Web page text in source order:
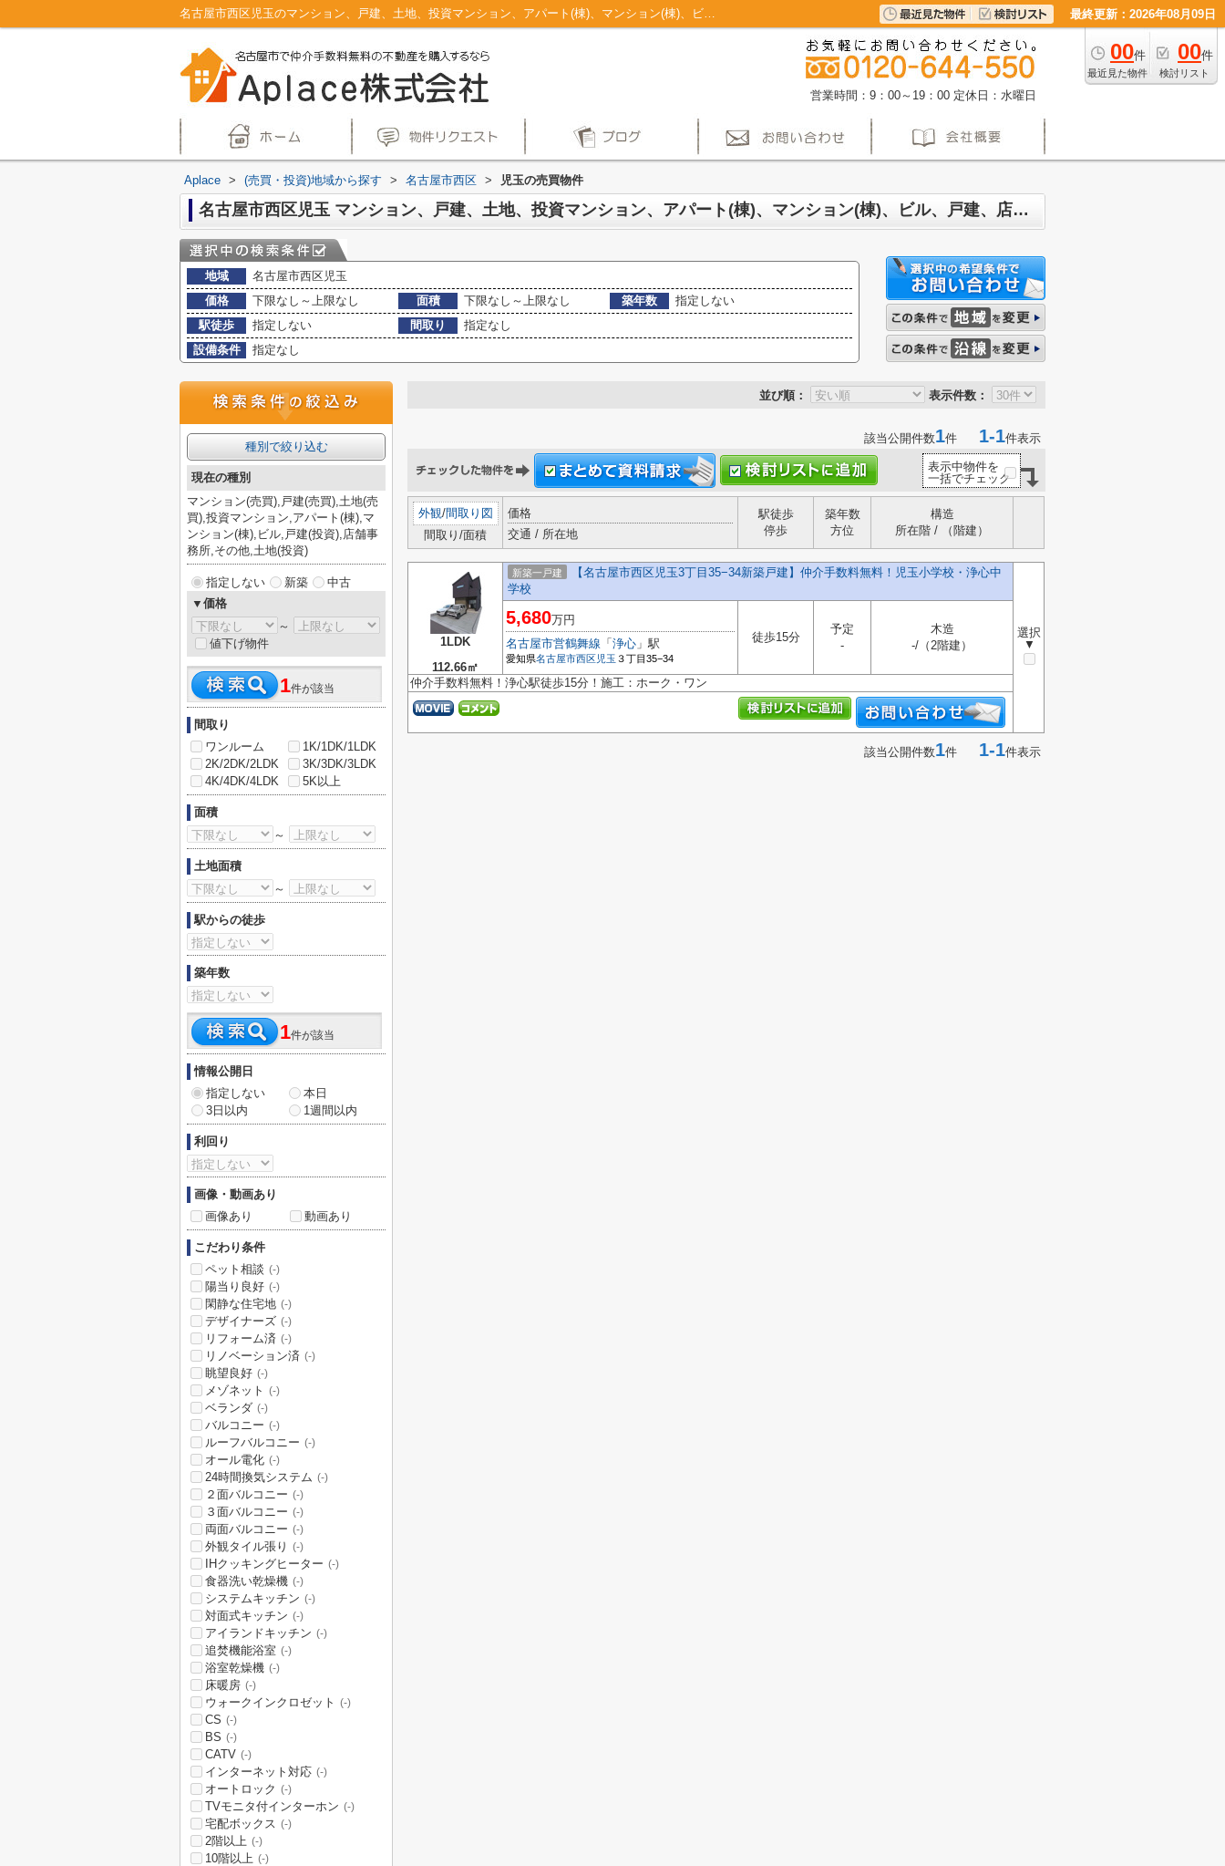
名古屋市西区児玉のマンション、戸建、土地、投資マンション、アパート(棟)、マンション(棟)、ビル、戸建、店舗事務所、その他、土地一覧｜仲介手数料無料！名古屋市で新築戸建てを探すならAplace 最終更新：2026年08月09日
00件
最近見た物件
00件
検討リスト
営業時間：9：00～19：00 定休日：水曜日
Aplace > (売買・投資)地域から探す > 名古屋市西区 > 児玉の売買物件
名古屋市西区児玉 マンション、戸建、土地、投資マンション、アパート(棟)、マンション(棟)、ビル、戸建、店舗事務所、その他、土地一覧
地域
名古屋市西区児玉
価格
下限なし～上限なし 面積 下限なし～上限なし 築年数
指定しない
駅徒歩
指定しない 間取り
指定なし
設備条件
指定なし
並び順： 表示件数：
該当公開件数1件 1-1件表示
表示中物件を
一括でチェック
外観/間取り図
間取り/面積
価格
交通 / 所在地
駅徒歩
停歩
築年数
方位
構造
所在階 / （階建）
1LDK
112.66㎡
新築一戸建
【名古屋市西区児玉3丁目35−34新築戸建】仲介手数料無料！児玉小学校・浄心中
学校
選択
▼
5,680万円
名古屋市営鶴舞線 「 浄心 」駅
愛知県名古屋市西区児玉 ３丁目35−34
徒歩15分
予定
-
木造
-/（2階建）
仲介手数料無料！浄心駅徒歩15分！施工：ホーク・ワン
該当公開件数1件 1-1件表示
種別で絞り込む
現在の種別
マンション(売買),戸建(売買),土地(売
買),投資マンション,アパート(棟),マ
ンション(棟),ビル,戸建(投資),店舗事
務所,その他,土地(投資)
指定しない 新築
中古
▼価格
～
値下げ物件
1件が該当
間取り
ワンルーム
1K/1DK/1LDK
2K/2DK/2LDK
3K/3DK/3LDK
4K/4DK/4LDK
5K以上
面積
～
土地面積
～
駅からの徒歩
築年数
1件が該当
情報公開日
指定しない
本日
3日以内
1週間以内
利回り
画像・動画あり
画像あり
動画あり
こだわり条件
ペット相談 (-)
陽当り良好 (-)
閑静な住宅地 (-)
デザイナーズ (-)
リフォーム済 (-)
リノベーション済 (-)
眺望良好 (-)
メゾネット (-)
ベランダ (-)
バルコニー (-)
ルーフバルコニー (-)
オール電化 (-)
24時間換気システム (-)
２面バルコニー (-)
３面バルコニー (-)
両面バルコニー (-)
外観タイル張り (-)
IHクッキングヒーター (-)
食器洗い乾燥機 (-)
システムキッチン (-)
対面式キッチン (-)
アイランドキッチン (-)
追焚機能浴室 (-)
浴室乾燥機 (-)
床暖房 (-)
ウォークインクロゼット (-)
CS (-)
BS (-)
CATV (-)
インターネット対応 (-)
オートロック (-)
TVモニタ付インターホン (-)
宅配ボックス (-)
2階以上 (-)
10階以上 (-)